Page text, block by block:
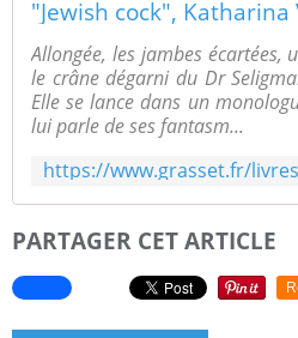
Allongée, les jambes écartées,
le crâne dégarni du Dr
Elle se lance dans un
lui parle de ses fantasm...
PARTAGER CET ARTICLE